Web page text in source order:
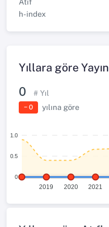
h-index
Yıllara göre Yayın
0 # Yıl
− 0 yılına göre
1.0
0.5
0
2019 2020 2021